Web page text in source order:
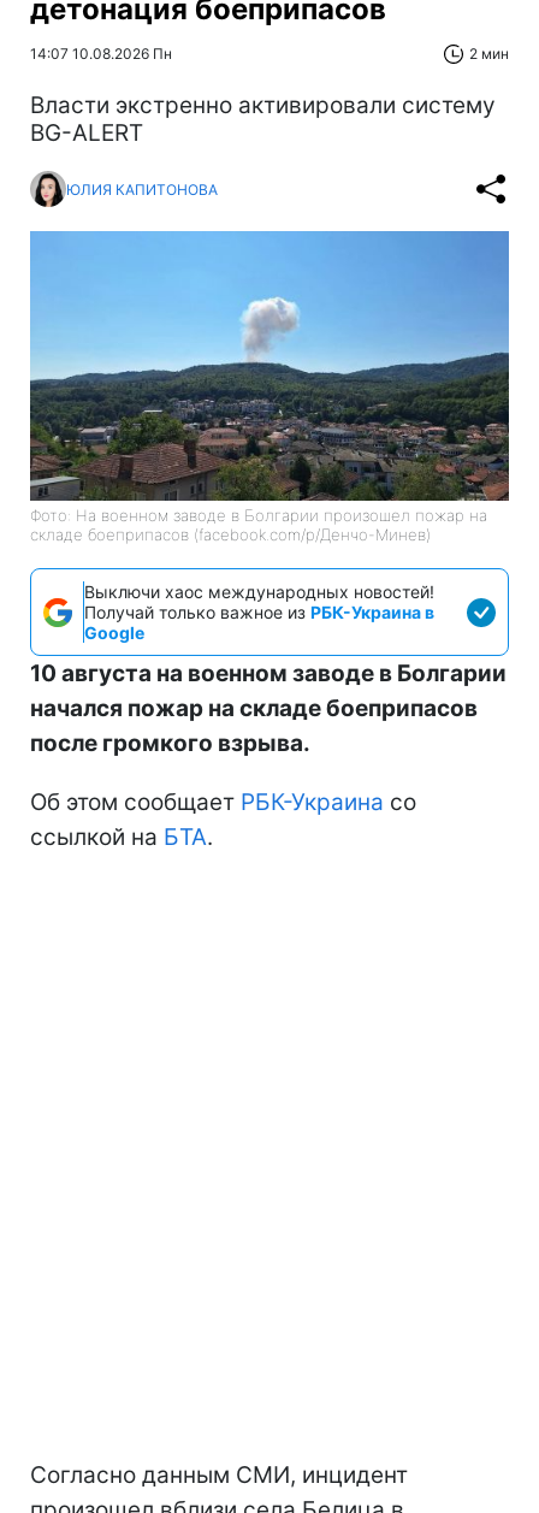
детонация боеприпасов
14:07 10.08.2026 Пн 2 мин
Власти экстренно активировали систему
BG-ALERT
ЮЛИЯ КАПИТОНОВА
Фото: На военном заводе в Болгарии произошел пожар на
складе боеприпасов (facebook.com/p/Денчо-Минев)
Выключи хаос международных новостей!
Получай только важное из РБК-Украина в
Google
10 августа на военном заводе в Болгарии
начался пожар на складе боеприпасов
после громкого взрыва.
Об этом сообщает РБК-Украина со
ссылкой на БТА.
Согласно данным СМИ, инцидент